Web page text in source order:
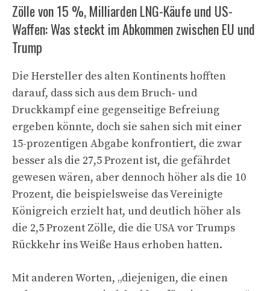
Zölle von 15 %, Milliarden LNG-Käufe und US-
Waffen: Was steckt im Abkommen zwischen EU und
Trump
Die Hersteller des alten Kontinents hofften
darauf, dass sich aus dem Bruch‑ und
Druckkampf eine gegenseitige Befreiung
ergeben könnte, doch sie sahen sich mit einer
15-prozentigen Abgabe konfrontiert, die zwar
besser als die 27,5 Prozent ist, die gefährdet
gewesen wären, aber dennoch höher als die 10
Prozent, die beispielsweise das Vereinigte
Königreich erzielt hat, und deutlich höher als
die 2,5 Prozent Zölle, die die USA vor Trumps
Rückkehr ins Weiße Haus erhoben hatten.
Mit anderen Worten, „diejenigen, die einen